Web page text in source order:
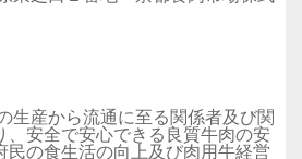
生産から流通に至る関係者及び関
、安全で安心できる良質牛肉の安
民の食生活の向上及び肉用牛経営